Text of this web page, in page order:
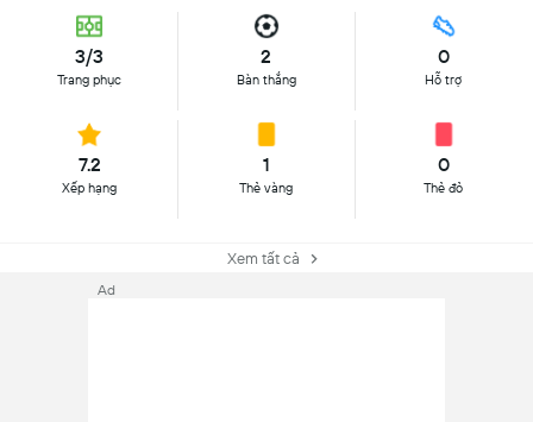
3/3
Trang phục
2
Bàn thắng
0
Hỗ trợ
7.2
Xếp hạng
1
Thẻ vàng
0
Thẻ đỏ
Xem tất cả
Ad